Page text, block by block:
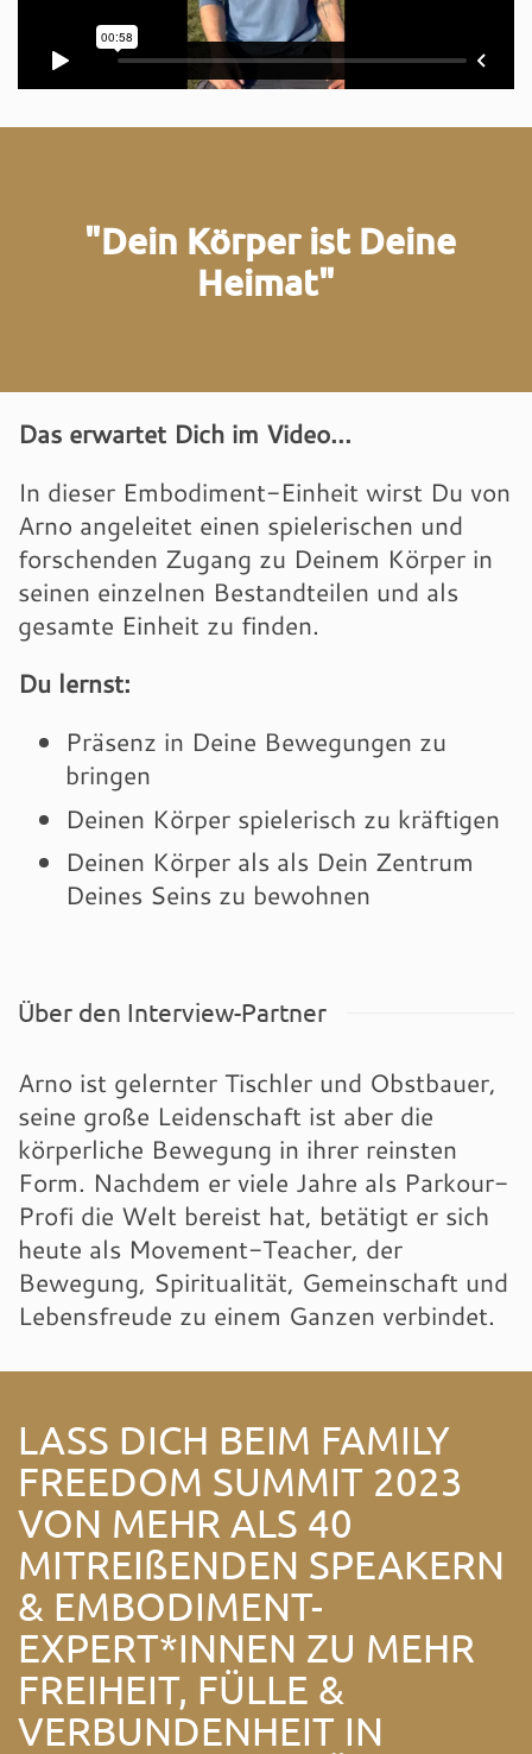
"Dein Körper ist Deine
Heimat"
Das erwartet Dich im Video...
In dieser Embodiment-Einheit wirst Du von
Arno angeleitet einen spielerischen und
forschenden Zugang zu Deinem Körper in
seinen einzelnen Bestandteilen und als
gesamte Einheit zu finden.
Du lernst:
Präsenz in Deine Bewegungen zu
bringen
Deinen Körper spielerisch zu kräftigen
Deinen Körper als als Dein Zentrum
Deines Seins zu bewohnen
Über den Interview-Partner
Arno ist gelernter Tischler und Obstbauer,
seine große Leidenschaft ist aber die
körperliche Bewegung in ihrer reinsten
Form. Nachdem er viele Jahre als Parkour-
Profi die Welt bereist hat, betätigt er sich
heute als Movement-Teacher, der
Bewegung, Spiritualität, Gemeinschaft und
Lebensfreude zu einem Ganzen verbindet.
LASS DICH BEIM FAMILY
FREEDOM SUMMIT 2023
VON MEHR ALS 40
MITREIßENDEN SPEAKERN
& EMBODIMENT-
EXPERT*INNEN ZU MEHR
FREIHEIT, FÜLLE &
VERBUNDENHEIT IN